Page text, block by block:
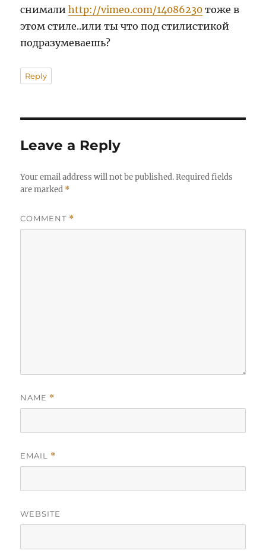
снималиhttp://vimeo.com/14086230 тоже в
этом стиле..или ты что под стилистикой
подразумеваешь?
Reply
Leave a Reply
Your email address will not be published. Required fields
are marked *
COMMENT *
NAME *
EMAIL *
WEBSITE